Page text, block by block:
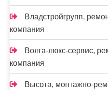
Владстройгрупп,
компания
Волга-люкс-сервис,
компания
Высота, монтажно-